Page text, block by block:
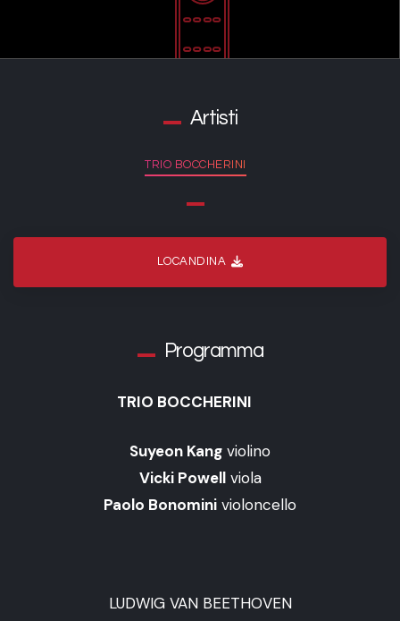
Artisti
TRIO BOCCHERINI
LOCANDINA
Programma
TRIO BOCCHERINI
Suyeon Kang violino
Vicki Powellviola
Paolo Bonomini violoncello
LUDWIG VAN BEETHOVEN